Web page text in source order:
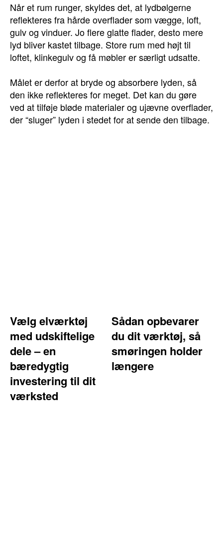
Når et rum runger, skyldes det, at lydbølgerne
reflekteres fra hårde overflader som vægge, loft,
gulv og vinduer. Jo flere glatte flader, desto mere
lyd bliver kastet tilbage. Store rum med højt til
loftet, klinkegulv og få møbler er særligt udsatte.
Målet er derfor at bryde og absorbere lyden, så
den ikke reflekteres for meget. Det kan du gøre
ved at tilføje bløde materialer og ujævne overflader,
der “sluger” lyden i stedet for at sende den tilbage.
Vælg elværktøj
med udskiftelige
dele – en
bæredygtig
investering til dit
værksted
Sådan opbevarer
du dit værktøj, så
smøringen holder
længere